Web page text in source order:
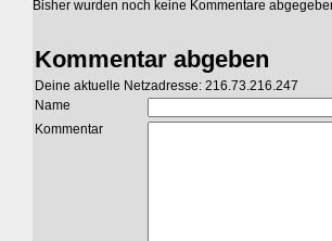
Bisher wurden noch keine Kommentare
Kommentar abgeben
Deine aktuelle Netzadresse: 216.73.216.247
Name
Kommentar